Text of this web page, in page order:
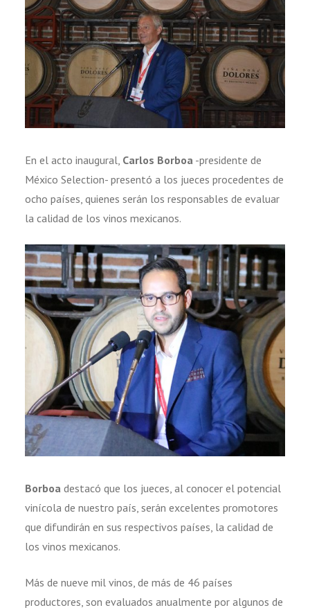
En el acto inaugural, Carlos Borboa -presidente de
México Selection- presentó a los jueces procedentes de
ocho países, quienes serán los responsables de evaluar
la calidad de los vinos mexicanos.
Borboa destacó que los jueces, al conocer el potencial
vinícola de nuestro país, serán excelentes promotores
que difundirán en sus respectivos países, la calidad de
los vinos mexicanos.
Más de nueve mil vinos, de más de 46 países
productores, son evaluados anualmente por algunos de